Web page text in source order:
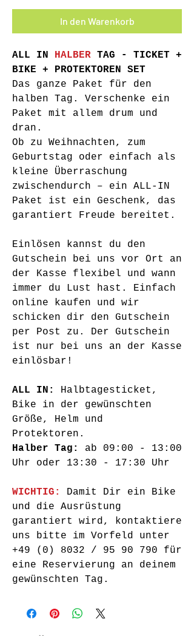
In den Warenkorb
ALL IN HALBER TAG - TICKET +
BIKE + PROTEKTOREN SET
Das ganze Paket für den
halben Tag. Verschenke ein
Paket mit allem drum und
dran.
Ob zu Weihnachten, zum
Geburtstag oder einfach als
kleine Überraschung
zwischendurch – ein ALL-IN
Paket ist ein Geschenk, das
garantiert Freude bereitet.
Einlösen kannst du den
Gutschein bei uns vor Ort an
der Kasse flexibel und wann
immer du Lust hast. Einfach
online kaufen und wir
schicken dir den Gutschein
per Post zu.
Der Gutschein
ist nur bei uns an der Kasse
einlösbar!
ALL IN:
Halbtagesticket,
Bike in der gewünschten
Größe, Helm und
Protektoren.
Halber Tag:
ab 09:00 - 13 :00
Uhr oder 13:30 - 17:30 Uhr
WICHTIG: Damit Dir ein Bike
und die Ausrüstung
garantiert wird, kontaktiere
uns bitte im Vorfeld unter
+49 (0) 8032 / 95 90 790 für
eine Reservierung an deinem
gewünschten Tag.